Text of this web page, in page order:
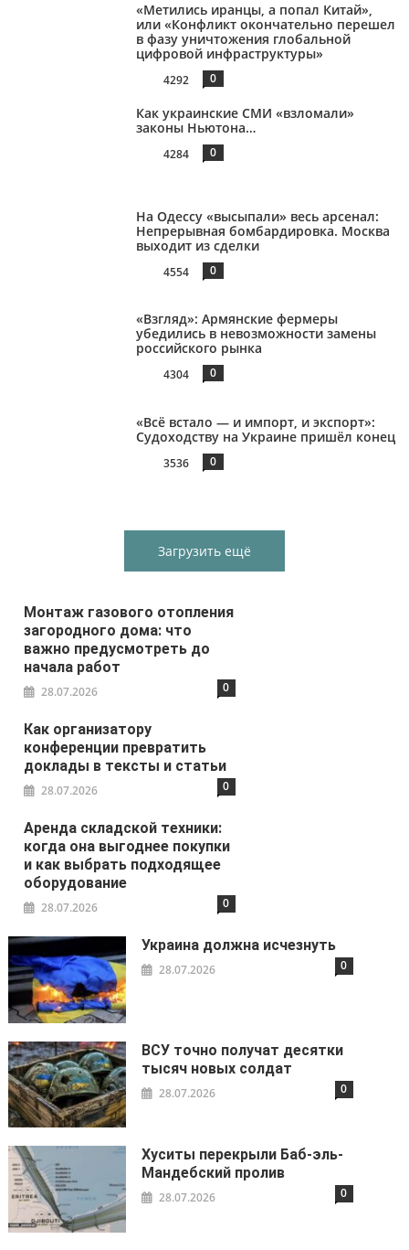
«Метились иранцы, а попал Китай»,
или «Конфликт окончательно перешел
в фазу уничтожения глобальной
цифровой инфраструктуры»
4292 0
Как украинские СМИ «взломали»
законы Ньютона…
4284 0
На Одессу «высыпали» весь арсенал:
Непрерывная бомбардировка. Москва
выходит из сделки
4554 0
«Взгляд»: Армянские фермеры
убедились в невозможности замены
российского рынка
4304 0
«Всё встало — и импорт, и экспорт»:
Судоходству на Украине пришёл конец
3536 0
Загрузить ещё
Монтаж газового отопления
загородного дома: что
важно предусмотреть до
начала работ
28.07.2026 0
Как организатору
конференции превратить
доклады в тексты и статьи
28.07.2026 0
Аренда складской техники:
когда она выгоднее покупки
и как выбрать подходящее
оборудование
28.07.2026 0
Украина должна исчезнуть
28.07.2026 0
ВСУ точно получат десятки
тысяч новых солдат
28.07.2026 0
Хуситы перекрыли Баб-эль-
Мандебский пролив
28.07.2026 0